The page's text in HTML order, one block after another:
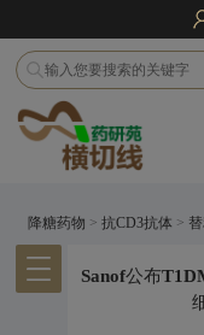
降糖药物 >抗CD3抗体 >
Sanof公布